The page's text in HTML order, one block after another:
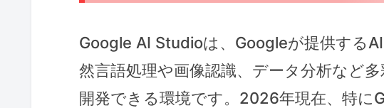
Google AI Studioは、Googleが提供する
然言語処理や画像認識、データ分析など
開発できる環境です。2026年現在、特に